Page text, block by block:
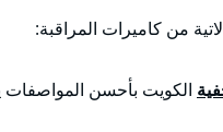
من كاميرات المراقبة:
الكويت بأحسن المواصفات